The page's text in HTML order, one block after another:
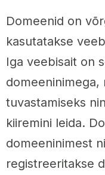
Domeenid on
kasutatakse
Iga veebisait on
domeeninimega,
tuvastamiseks
kiiremini leida.
domeeninimest
registreeritakse